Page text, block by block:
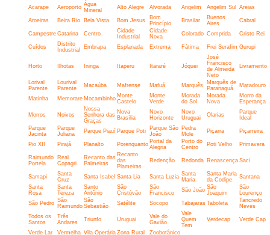
Acarape Aeroporto Água
Mineral
Alto Alegre Alvorada Angelim Angelim Sul Areias
Aroeiras Beira Rio Bela Vista Bom Jesus
Bom
Princípio
Brasilar
Buenos
Aires
Cabral
Campestre Catarina Centro
Cidade
Industrial
Cidade
Nova
Colorado Comprida Cristo Rei
Cuídos
Distrito
Industrial
Embrapa Esplanada Extrema Fátima Frei Serafim Gurupi
Horto Ilhotas Ininga Itaperu Itararé Jóquei
José
Francisco
de Almeida
Neto
Livramento
Lorival
Parente
Lourival
Parente
Macaúba Mafrense Mafuá Marquês
Marquês de
Paranaguá
Matadouro
Matinha Memorare Mocambinho Monte
Castelo
Monte
Verde
Morada
do Sol
Morada
Nova
Morro da
Esperança
Morros Noivos
Nossa
Senhora das
Graças
Nova
Brasília
Novo
Horizonte
Novo
Uruguai
Olarias
Parque
Ideal
Parque
Jacinta
Parque
Juliana
Parque Piauí Parque Poti
Parque São
João
Pedra
Mole
Piçarra Piçarreira
Pio XII Pirajá Planalto Porenquanto Portal da
Alegria
Porto do
Centro
Poti Velho Primavera
Raimundo
Portela
Real
Copagri
Recanto das
Palmeiras
Recanto
das
Plameiras
Redenção Redonda Renascença Saci
Samapi
Santa
Cruz
Santa Isabel Santa Lia Santa Luzia Santa
Maria
Santa Maria
da Codipe
Santana
Santa
Rosa
Santa
Tereza
Santo
Antônio
São
Cristóvão
São
Francisco
São João São
Joaquim
São
Lourenço
São Pedro São
Raimundo
São
Sebastião
Satélite Socopo Tabajaras Taboleta
Tancredo
Neves
Todos os
Santos
Três
Andares
Triunfo Uruguai
Vale do
Gavião
Vale
Quem
Tem
Verdecap Verde Cap
Verde Lar Vermelha Vila Operária Zona Rural Zoobotânico